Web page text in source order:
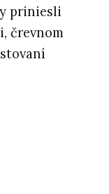
priniesli
črevnom